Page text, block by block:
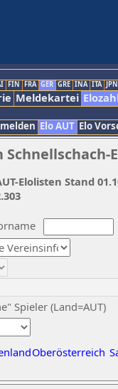
FIN FRA GER GRE INA ITA JPN
Meldekartei
Elo AUT Elo
Spieler (Land=AUT)
Oberösterreich
Elolisten Stand